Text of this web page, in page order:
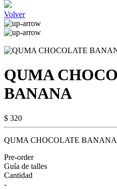
Volver
QUMA
BANANA
$ 320
QUMA CHOCOLATE BANANA
Pre-order
Guía de talles
Cantidad
-